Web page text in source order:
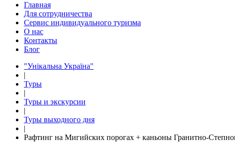
Главная
Для сотрудничества
Сервис индивидуального туризма
О нас
Контакты
Блог
"Унікальна Україна"
|
Туры
|
Туры и экскурсии
|
Туры выходного дня
|
Рафтинг на Мигийских порогах + каньоны Гранитно-